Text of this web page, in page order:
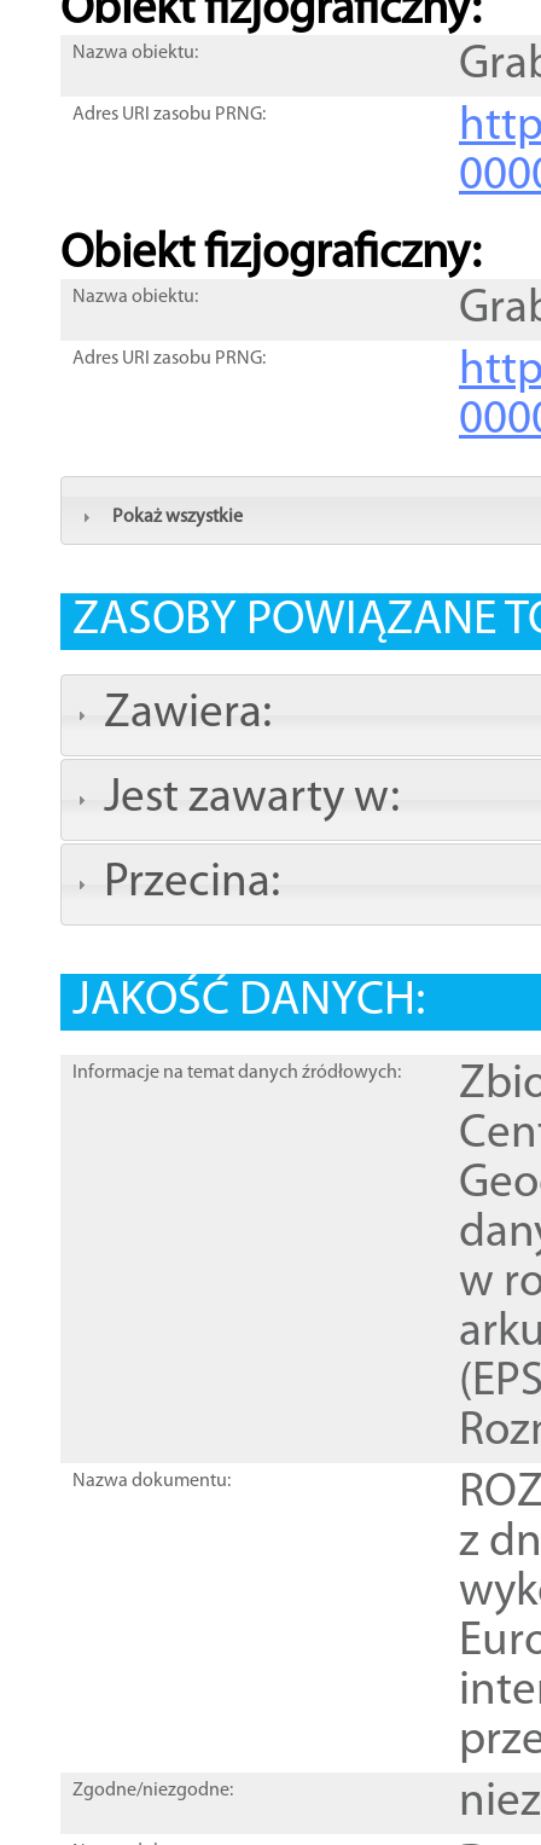
Obiekt fizjograficzny:
Nazwa obiektu:
Adres URI zasobu PRNG:
Obiekt fizjograficzny:
Nazwa obiektu:
Adres URI zasobu PRNG:
Pokaż wszystkie
ZASOBY POWIĄZANE
Zawiera:
Jest zawarty w:
Przecina:
JAKOŚĆ DANYCH:
Informacje na temat danych źródłowych:
w
Nazwa dokumentu:
z
Zgodne/niezgodne: